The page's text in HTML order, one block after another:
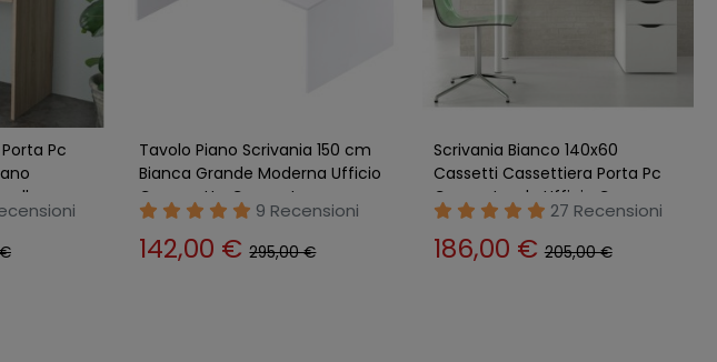
Pc
Tavolo Piano Scrivania 150 cm
Bianca Grande Moderna Ufficio
Cameretta Computer
9 Recensioni
142,00 €295,00 €
Scrivania Bianco 140x60
Cassetti Cassettiera Porta Pc
Computer da Ufficio Camera
27 Recensioni
186,00 €205,00 €